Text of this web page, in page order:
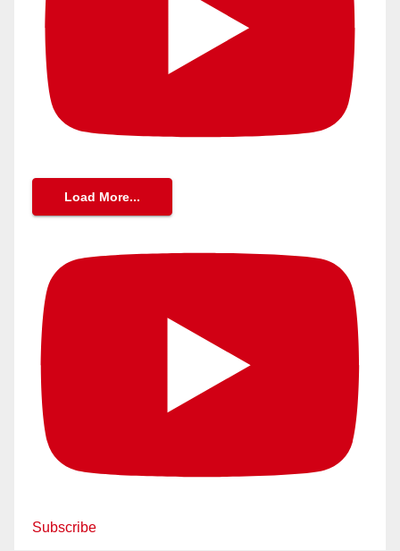
Load More...
Subscribe